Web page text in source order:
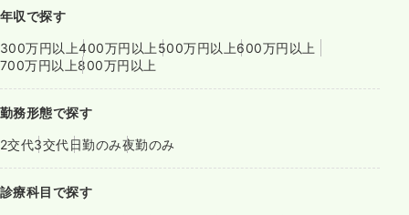
年収で探す
300万円以上400万円以上500万円以上600万円以上
700万円以上800万円以上
勤務形態で探す
2交代3交代日勤のみ夜勤のみ
診療科目で探す